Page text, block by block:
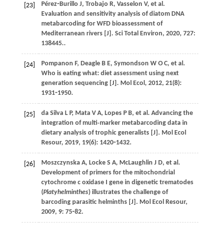
[23] Pérez⁃Burillo J, Trobajo R, Vasselon V, et al.
Evaluation and sensitivity analysis of diatom DNA
metabarcoding for WFD bioassessment of
Mediterranean rivers [J]. Sci Total Environ, 2020, 727:
138445..
[24] Pompanon F, Deagle B E, Symondson W O C, et al.
Who is eating what: diet assessment using next
generation sequencing [J]. Mol Ecol, 2012, 21(8):
1931⁃1950.
[25] da Silva L P, Mata V A, Lopes P B, et al. Advancing the
integration of multi‐marker metabarcoding data in
dietary analysis of trophic generalists [J]. Mol Ecol
Resour, 2019, 19(6): 1420⁃1432.
[26] Moszczynska A, Locke S A, McLaughlin J D, et al.
Development of primers for the mitochondrial
cytochrome c oxidase I gene in digenetic trematodes
(Platyhelminthes) illustrates the challenge of
barcoding parasitic helminths [J]. Mol Ecol Resour,
2009, 9: 75⁃82.